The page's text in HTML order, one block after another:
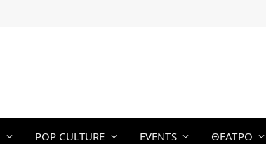
POP CULTURE EVENTS ΘΕΑΤΡΟ